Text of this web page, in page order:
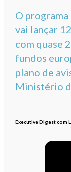
O
vai lançar
com quase
fundos
plano de
Ministério
Executive Digest com